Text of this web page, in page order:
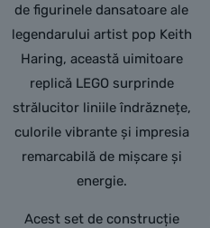
de figurinele dansatoare ale
legendarului artist pop Keith
Haring, această uimitoare
replică LEGO surprinde
strălucitor liniile îndrăznețe,
culorile vibrante și impresia
remarcabilă de mișcare și
energie.
Acest set de construcție